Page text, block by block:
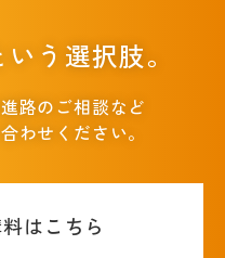
いう選択肢。
路のご相談など
わせください。
はこちら